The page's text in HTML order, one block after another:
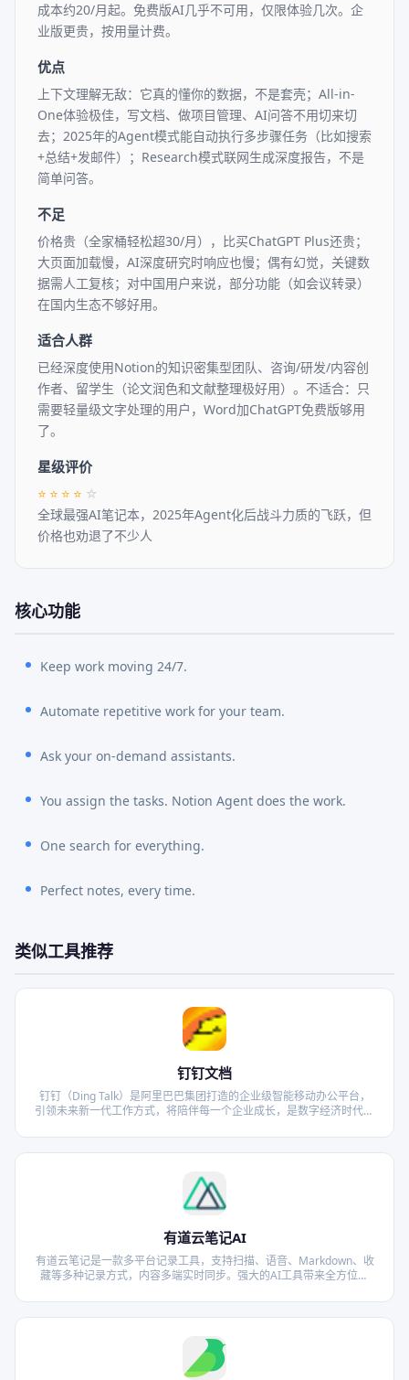
成本约20/月起。免费版AI几乎不可用，仅限体验几次。企
业版更贵，按用量计费。
优点
上下文理解无敌：它真的懂你的数据，不是套壳；All-in-
One体验极佳，写文档、做项目管理、AI问答不用切来切
去；2025年的Agent模式能自动执行多步骤任务（比如搜索
+总结+发邮件）；Research模式联网生成深度报告，不是
简单问答。
不足
价格贵（全家桶轻松超30/月），比买ChatGPT Plus还贵；
大页面加载慢，AI深度研究时响应也慢；偶有幻觉，关键数
据需人工复核；对中国用户来说，部分功能（如会议转录）
在国内生态不够好用。
适合人群
已经深度使用Notion的知识密集型团队、咨询/研发/内容创
作者、留学生（论文润色和文献整理极好用）。不适合：只
需要轻量级文字处理的用户，Word加ChatGPT免费版够用
了。
星级评价
⭐ ⭐ ⭐ ⭐ ☆
全球最强AI笔记本，2025年Agent化后战斗力质的飞跃，但
价格也劝退了不少人
核心功能
Keep work moving 24/7.
Automate repetitive work for your team.
Ask your on-demand assistants.
You assign the tasks. Notion Agent does the work.
One search for everything.
Perfect notes, every time.
类似工具推荐
钉钉文档
钉钉（Ding Talk）是阿里巴巴集团打造的企业级智能移动办公平台，
引领未来新一代工作方式，将陪伴每一个企业成长，是数字经济时代的
有道云笔记AI
有道云笔记是一款多平台记录工具，支持扫描、语音、Markdown、收
藏等多种记录方式，内容多端实时同步。强大的AI工具带来全方位赋
高效学习和工作。